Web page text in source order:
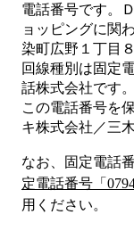
電話番号です。
ョッピングに関
染町広野１丁目
回線種別は固定
話株式会社です。
この電話番号を
キ株式会社／三
なお、固定電話
定電話番号「
用ください。